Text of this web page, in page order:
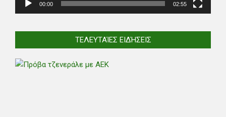
00:00 02:55
ΤΕΛΕΥΤΑΊΕΣ ΕΙΔΉΣΕΙΣ